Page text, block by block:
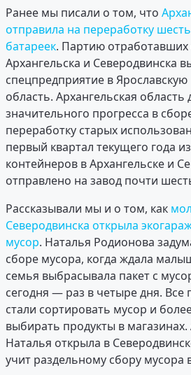
Ранее мы писали о том, что
отправила на переработку
батареек. Партию отработавших
Архангельска и Северодвинска
спецпредприятие в Ярославскую
область. Архангельская область
значительного прогресса в
переработку старых
первый квартал текущего года
контейнеров в Архангельске и
отправлено на завод почти
Рассказывали мы и о том, как
Северодвинска открыла
мусор. Наталья Родионова
сборе мусора, когда ждала
семья выбрасывала пакет с
сегодня — раз в четыре дня. Все
стали сортировать мусор и
выбирать продукты в магазинах.
Наталья открыла в
учит раздельному сбору мусора